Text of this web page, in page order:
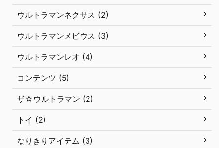
ウルトラマンネクサス (2)
ウルトラマンメビウス (3)
ウルトラマンレオ (4)
コンテンツ (5)
ザ☆ウルトラマン (2)
トイ (2)
なりきりアイテム (3)